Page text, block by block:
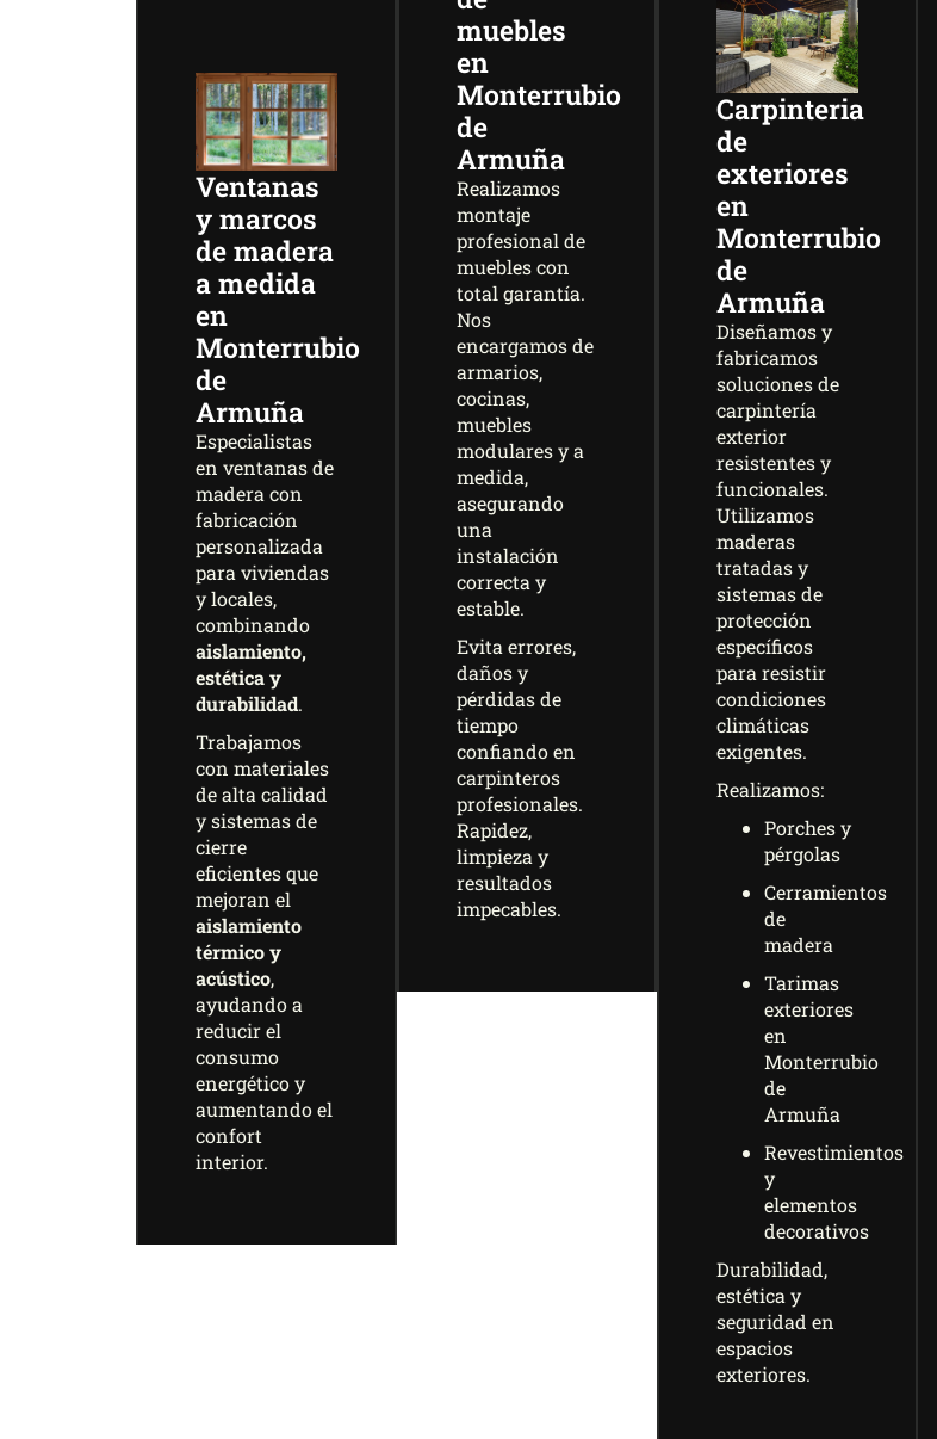
Ventanas
y marcos
de madera
a medida
en
Monterrubio
de
Armuña
Especialistas
en ventanas de
madera con
fabricación
personalizada
para viviendas
y locales,
combinando
aislamiento,
estética y
durabilidad.
Trabajamos
con materiales
de alta calidad
y sistemas de
cierre
eficientes que
mejoran el
aislamiento
térmico y
acústico,
ayudando a
reducir el
consumo
energético y
aumentando el
confort
interior.
muebles
en
Monterrubio
de
Armuña
Realizamos
montaje
profesional de
muebles con
total garantía.
Nos
encargamos de
armarios,
cocinas,
muebles
modulares y a
medida,
asegurando
una
instalación
correcta y
estable.
Evita errores,
daños y
pérdidas de
tiempo
confiando en
carpinteros
profesionales.
Rapidez,
limpieza y
resultados
impecables.
Carpinteria
de
exteriores
en
Monterrubio
de
Armuña
Diseñamos y
fabricamos
soluciones de
carpintería
exterior
resistentes y
funcionales.
Utilizamos
maderas
tratadas y
sistemas de
protección
específicos
para resistir
condiciones
climáticas
exigentes.
Realizamos:
Porches y
pérgolas
Cerramientos
de
madera
Tarimas
exteriores
en
Monterrubio
de
Armuña
Revestimientos
y
elementos
decorativos
Durabilidad,
estética y
seguridad en
espacios
exteriores.